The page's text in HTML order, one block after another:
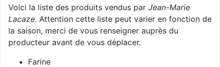
Voici la liste des produits vendus par Jean-Marie
Lacaze. Attention cette liste peut varier en fonction de
la saison, merci de vous renseigner auprès du
producteur avant de vous déplacer.
Farine